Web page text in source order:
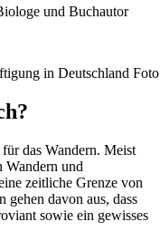
und Buchautor
in Deutschland
das Wandern. Meist
und
zeitliche Grenze von
gehen davon aus, dass
sowie ein gewisses